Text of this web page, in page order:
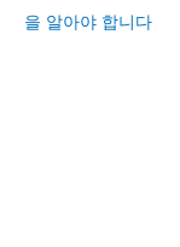
을 알아야 합니다